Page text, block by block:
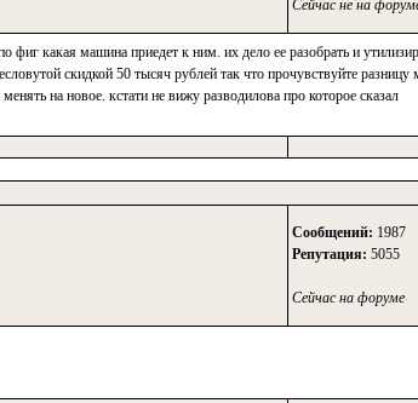
Сейчас не на
какая машина приедет к ним. их дело ее разобрать и
скидкой 50 тысяч рублей так что прочувствуйте разницу
на новое. кстати не вижу разводилова про которое сказал
Сообщений: 1987
Репутация: 5055
Сейчас на форуме